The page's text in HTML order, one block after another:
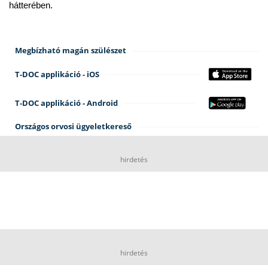
hátterében.
Megbízható magán szülészet
T-DOC applikáció - iOS
T-DOC applikáció - Android
Országos orvosi ügyeletkereső
hirdetés
hirdetés